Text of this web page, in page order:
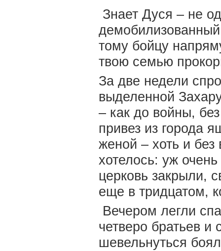
Знает Дуся – не
тому бойцу
твою семью
За две недели
выделенной
– как до войны,
привез из города
женой – хоть и без
хотелось: уж
церковь закрыли,
еще в тридцатом,
Вечером легли
четверо братьев и
шевельнуться